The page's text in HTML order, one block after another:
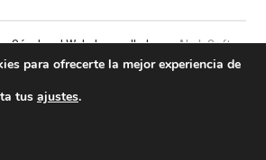
Sánchez | Web desarrollada porAledaSoft
Política de privacidad
para ofrecerte la mejor experiencia de
tus ajustes.